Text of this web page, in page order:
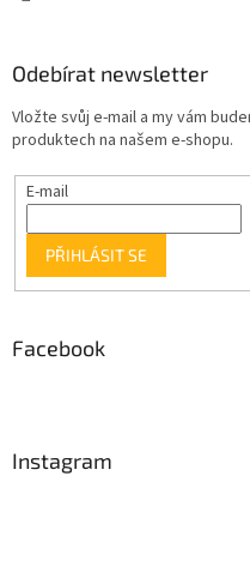
Odebírat newsletter
Vložte svůj e-mail a my vám
produktech na našem e-shopu.
E-mail
PŘIHLÁSIT SE
Facebook
Instagram